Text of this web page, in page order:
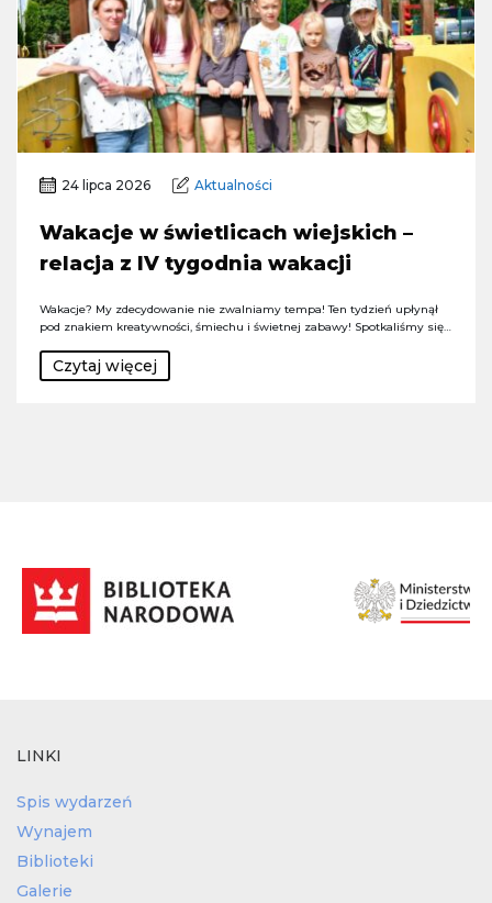
24 lipca 2026 Aktualności
Wakacje w świetlicach wiejskich –
relacja z IV tygodnia wakacji
Wakacje? My zdecydowanie nie zwalniamy tempa! Ten tydzień upłynął
pod znakiem kreatywności, śmiechu i świetnej zabawy! Spotkaliśmy się…
Czytaj więcej
LINKI
Spis wydarzeń
Wynajem
Biblioteki
Galerie